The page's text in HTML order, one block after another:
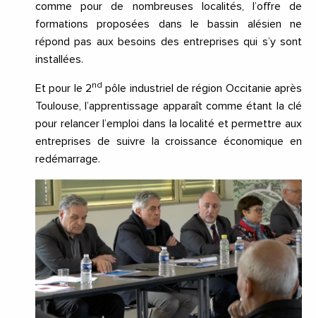
comme pour de nombreuses localités, l’offre de
formations proposées dans le bassin alésien ne
répond pas aux besoins des entreprises qui s’y sont
installées.
Et pour le 2nd pôle industriel de région Occitanie après
Toulouse, l’apprentissage apparaît comme étant la clé
pour relancer l’emploi dans la localité et permettre aux
entreprises de suivre la croissance économique en
redémarrage.